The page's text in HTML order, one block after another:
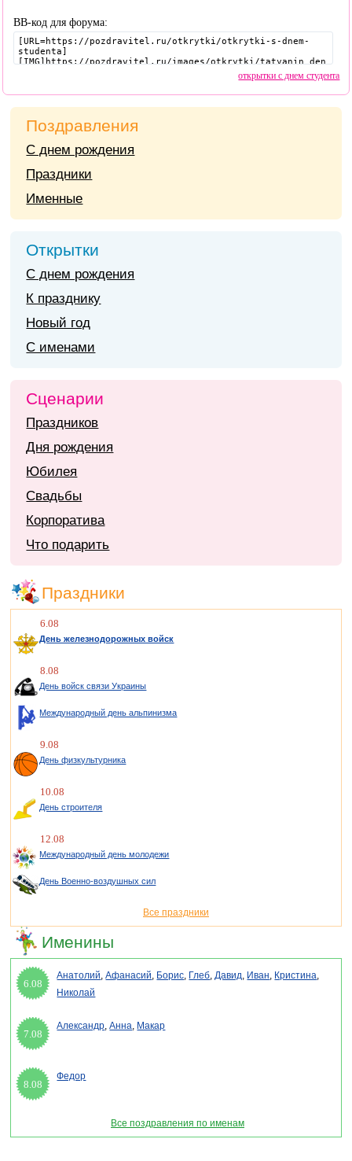
BB-код для форума:
открытки с днем студента
Поздравления
С днем рождения
Праздники
Именные
Открытки
С днем рождения
К празднику
Новый год
С именами
Сценарии
Праздников
Дня рождения
Юбилея
Свадьбы
Корпоратива
Что подарить
Праздники
6.08
День железнодорожных войск
8.08
День войск связи Украины
Международный день альпинизма
9.08
День физкультурника
10.08
День строителя
12.08
Международный день молодежи
День Военно-воздушных сил
Все праздники
Именины
6.08
Анатолий,Афанасий, Борис, Глеб,Давид, Иван, Кристина,
Николай
7.08
Александр,Анна, Макар
8.08
Федор
Все поздравления по именам